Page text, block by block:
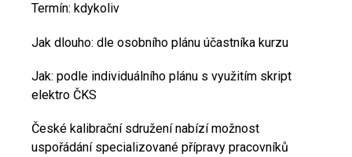
Termín: kdykoliv
Jak dlouho: dle osobního plánu účastníka kurzu
Jak: podle individuálního plánu s využitím skript
elektro ČKS
České kalibrační sdružení nabízí možnost
uspořádání specializované přípravy pracovníků